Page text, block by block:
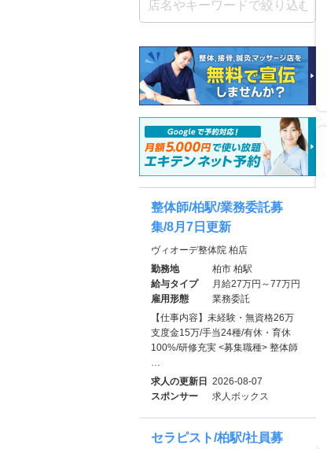
整体師/柏駅/業務委託募
集/8月7日更新
ヴィオーデ整体院 柏店
勤務地
柏市 柏駅
給与タイプ
月給27万円～77万円
雇用形態
業務委託
【仕事内容】未経験・無資格26万
支度金15万/手当24種/有休・育休
100%/研修充実 <募集職種> 整体師
求人の更新日 2026-08-07
スポンサー
求人ボックス
セラピスト/柏駅/社員募